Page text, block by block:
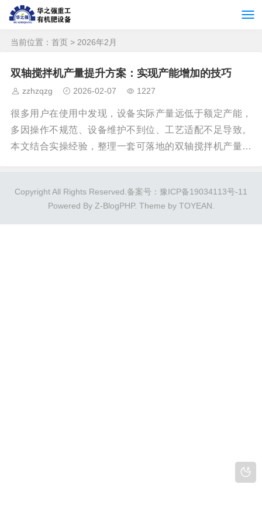
当前位置： 首页 > 2026年2月
双轴搅拌机产量提升方案：实现产能增加的技巧
zzhzqzg 2026-02-07 1227
很多用户在使用中发现，设备实际产量远低于额定产能，
多因操作不规范、设备维护不到位、工艺适配不足导致。
本文结合实操经验，整理一套可落地的双轴搅拌机产量提
化：精准调控，释放额定产能 设备调试不到位是产能偏低
的首要原因，重点做好2点调试，即可快速
Copyright All Rights Reserved. 备案号：豫ICP备19034113号-11
Powered By Z-BlogPHP. Theme by TOYEAN